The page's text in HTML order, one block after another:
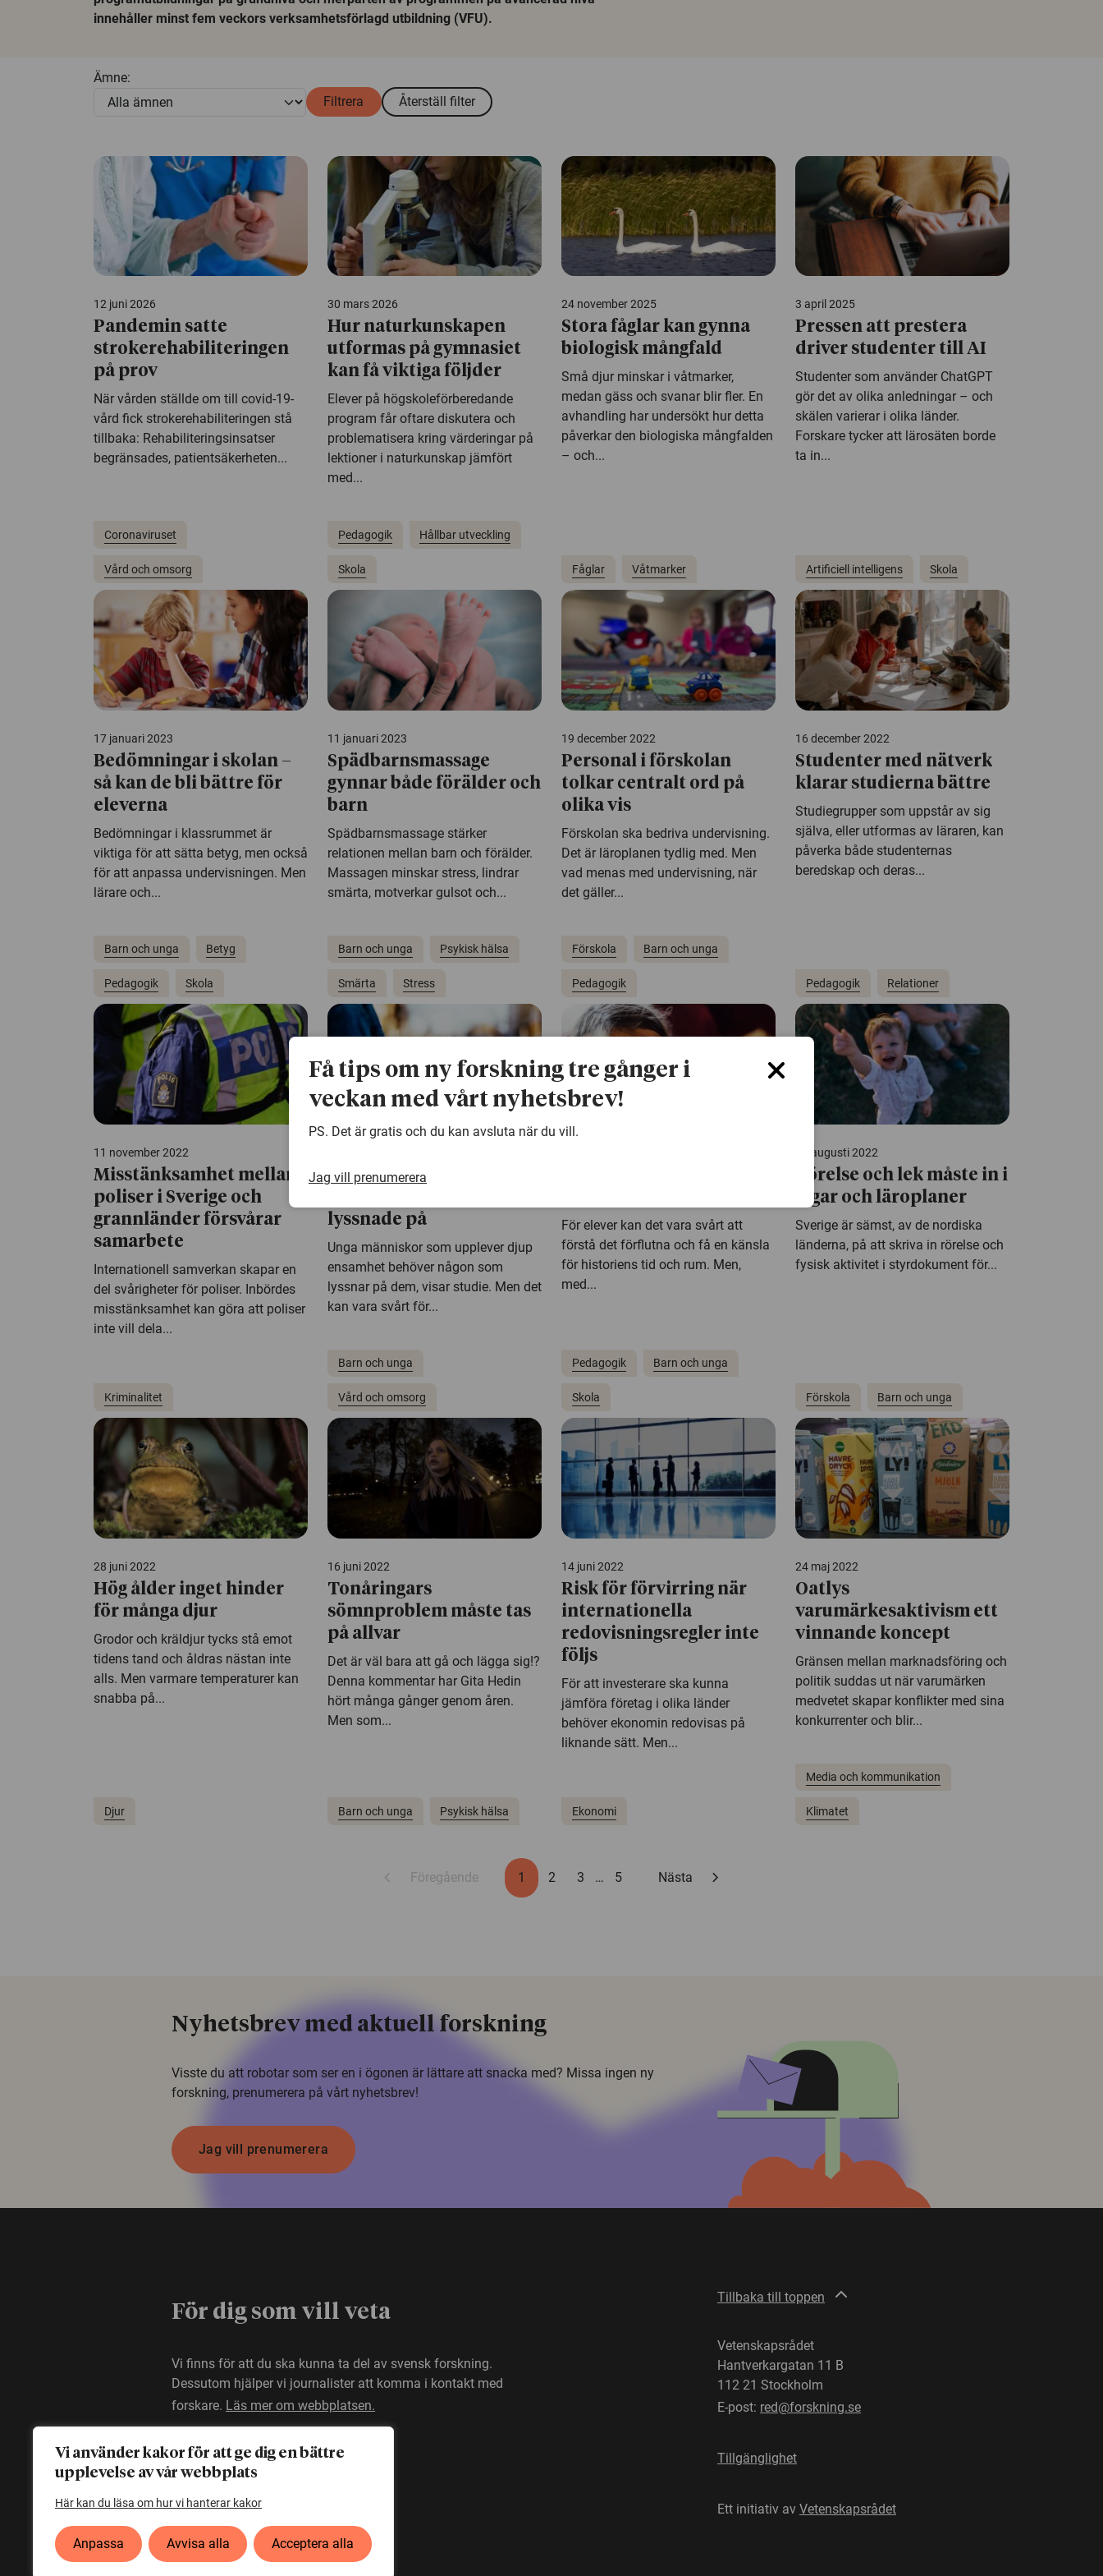
Vi använder kakor för att ge dig en bättre
upplevelse av vår webbplats
Här kan du läsa om hur vi hanterar kakor
Anpassa Avvisa alla Acceptera alla
innehåller minst fem veckors verksamhetsförlagd utbildning (VFU).
Ämne:
Filtrera
Återställ filter
12 juni 2026
Pandemin satte
strokerehabiliteringen
på prov
När vården ställde om till covid-19-
vård fick strokerehabiliteringen stå
tillbaka: Rehabiliteringsinsatser
begränsades, patientsäkerheten...
Coronaviruset
Vård och omsorg
30 mars 2026
Hur naturkunskapen
utformas på gymnasiet
kan få viktiga följder
Elever på högskoleförberedande
program får oftare diskutera och
problematisera kring värderingar på
lektioner i naturkunskap jämfört
med...
Pedagogik Hållbar utveckling
Skola
24 november 2025
Stora fåglar kan gynna
biologisk mångfald
Små djur minskar i våtmarker,
medan gäss och svanar blir fler. En
avhandling har undersökt hur detta
påverkar den biologiska mångfalden
– och...
Fåglar Våtmarker
3 april 2025
Pressen att prestera
driver studenter till AI
Studenter som använder ChatGPT
gör det av olika anledningar – och
skälen varierar i olika länder.
Forskare tycker att lärosäten borde
ta in...
Artificiell intelligens Skola
17 januari 2023
Bedömningar i skolan –
så kan de bli bättre för
eleverna
Bedömningar i klassrummet är
viktiga för att sätta betyg, men också
för att anpassa undervisningen. Men
lärare och...
Barn och unga Betyg
Pedagogik Skola
11 januari 2023
Spädbarnsmassage
gynnar både förälder och
barn
Spädbarnsmassage stärker
relationen mellan barn och förälder.
Massagen minskar stress, lindrar
smärta, motverkar gulsot och...
Barn och unga Psykisk hälsa
Smärta Stress
19 december 2022
Personal i förskolan
tolkar centralt ord på
olika vis
Förskolan ska bedriva undervisning.
Det är läroplanen tydlig med. Men
vad menas med undervisning, när
det gäller...
Förskola Barn och unga
Pedagogik
16 december 2022
Studenter med nätverk
klarar studierna bättre
Studiegrupper som uppstår av sig
själva, eller utformas av läraren, kan
påverka både studenternas
beredskap och deras...
Pedagogik Relationer
11 november 2022
Misstänksamhet mellan
poliser i Sverige och
grannländer försvårar
samarbete
Internationell samverkan skapar en
del svårigheter för poliser. Inbördes
misstänksamhet kan göra att poliser
inte vill dela...
Kriminalitet
Ungdomar i djup
lyssnade på
Unga människor som upplever djup
ensamhet behöver någon som
lyssnar på dem, visar studie. Men det
kan vara svårt för...
Barn och unga
Vård och omsorg
För elever kan det vara svårt att
förstå det förflutna och få en känsla
för historiens tid och rum. Men,
med...
Pedagogik Barn och unga
Skola
29 augusti 2022
Rörelse och lek måste in i
lagar och läroplaner
Sverige är sämst, av de nordiska
länderna, på att skriva in rörelse och
fysisk aktivitet i styrdokument för...
Förskola Barn och unga
28 juni 2022
Hög ålder inget hinder
för många djur
Grodor och kräldjur tycks stå emot
tidens tand och åldras nästan inte
alls. Men varmare temperaturer kan
snabba på...
Djur
16 juni 2022
Tonåringars
sömnproblem måste tas
på allvar
Det är väl bara att gå och lägga sig!?
Denna kommentar har Gita Hedin
hört många gånger genom åren.
Men som...
Barn och unga Psykisk hälsa
14 juni 2022
Risk för förvirring när
internationella
redovisningsregler inte
följs
För att investerare ska kunna
jämföra företag i olika länder
behöver ekonomin redovisas på
liknande sätt. Men...
Ekonomi
24 maj 2022
Oatlys
varumärkesaktivism ett
vinnande koncept
Gränsen mellan marknadsföring och
politik suddas ut när varumärken
medvetet skapar konflikter med sina
konkurrenter och blir...
Media och kommunikation
Klimatet
chevron_left Föregående 1 2 3 … 5 Nästa chevron_right
Nyhetsbrev med aktuell forskning
Visste du att robotar som ser en i ögonen är lättare att snacka med? Missa ingen ny
forskning, prenumerera på vårt nyhetsbrev!
Jag vill prenumerera
För dig som vill veta
Vi finns för att du ska kunna ta del av svensk forskning.
Dessutom hjälper vi journalister att komma i kontakt med
forskare. Läs mer om webbplatsen.
Tillbaka till toppen
Vetenskapsrådet
Hantverkargatan 11 B
112 21 Stockholm
E-post: red@forskning.se
Tillgänglighet
Ett initiativ av Vetenskapsrådet
Få tips om ny forskning tre gånger i
veckan med vårt nyhetsbrev!
PS. Det är gratis och du kan avsluta när du vill.
Jag vill prenumerera